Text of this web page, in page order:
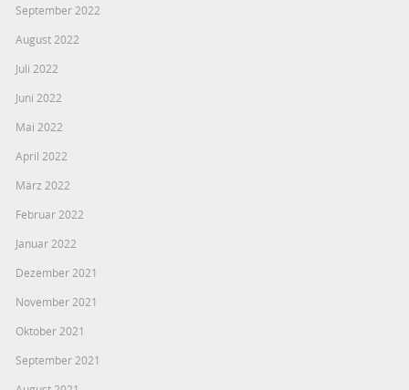
September 2022
August 2022
Juli 2022
Juni 2022
Mai 2022
April 2022
März 2022
Februar 2022
Januar 2022
Dezember 2021
November 2021
Oktober 2021
September 2021